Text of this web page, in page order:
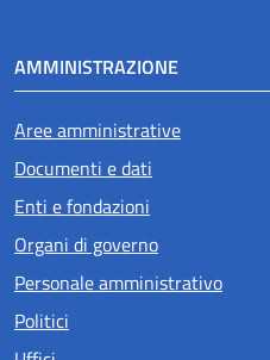
AMMINISTRAZIONE
Aree amministrative
Documenti e dati
Enti e fondazioni
Organi di governo
Personale amministrativo
Politici